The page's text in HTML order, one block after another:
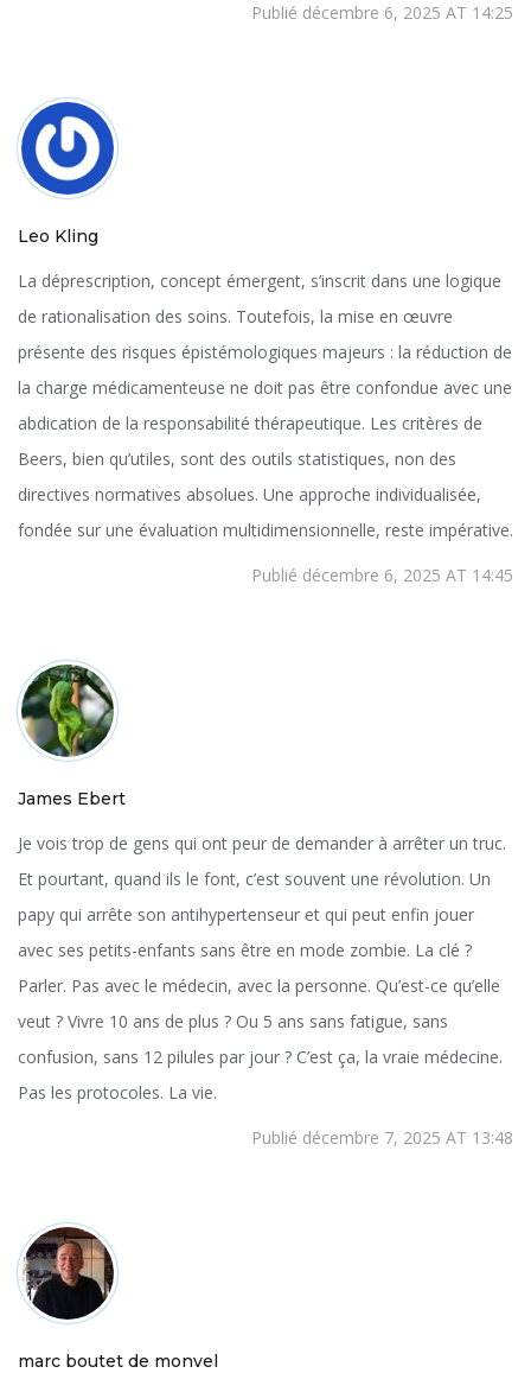
Publié décembre 6, 2025 AT 14:25
Leo Kling
La déprescription, concept émergent, s’inscrit dans une logique
de rationalisation des soins. Toutefois, la mise en œuvre
présente des risques épistémologiques majeurs : la réduction de
la charge médicamenteuse ne doit pas être confondue avec une
abdication de la responsabilité thérapeutique. Les critères de
Beers, bien qu’utiles, sont des outils statistiques, non des
directives normatives absolues. Une approche individualisée,
fondée sur une évaluation multidimensionnelle, reste impérative.
Publié décembre 6, 2025 AT 14:45
James Ebert
Je vois trop de gens qui ont peur de demander à arrêter un truc.
Et pourtant, quand ils le font, c’est souvent une révolution. Un
papy qui arrête son antihypertenseur et qui peut enfin jouer
avec ses petits-enfants sans être en mode zombie. La clé ?
Parler. Pas avec le médecin, avec la personne. Qu’est-ce qu’elle
veut ? Vivre 10 ans de plus ? Ou 5 ans sans fatigue, sans
confusion, sans 12 pilules par jour ? C’est ça, la vraie médecine.
Pas les protocoles. La vie.
Publié décembre 7, 2025 AT 13:48
marc boutet de monvel